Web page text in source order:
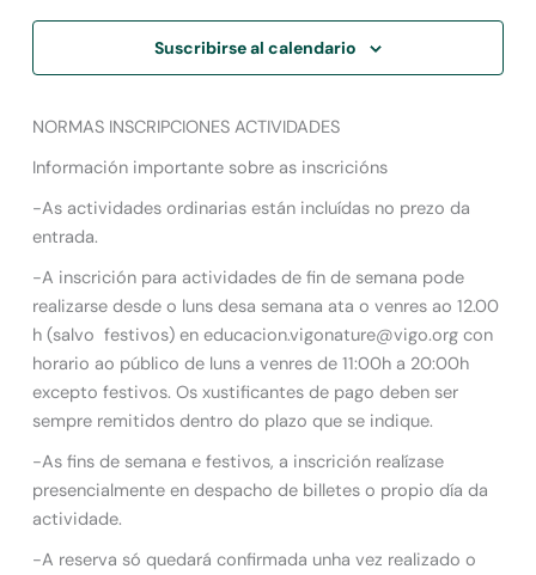
Suscribirse al calendario
NORMAS INSCRIPCIONES ACTIVIDADES
Información importante sobre as inscricións
-As actividades ordinarias están incluídas no prezo da
entrada.
-A inscrición para actividades de fin de semana pode
realizarse desde o luns desa semana ata o venres ao 12.00
h (salvo festivos) en educacion.vigonature@vigo.org con
horario ao público de luns a venres de 11:00h a 20:00h
excepto festivos. Os xustificantes de pago deben ser
sempre remitidos dentro do plazo que se indique.
-As fins de semana e festivos, a inscrición realízase
presencialmente en despacho de billetes o propio día da
actividade.
-A reserva só quedará confirmada unha vez realizado o